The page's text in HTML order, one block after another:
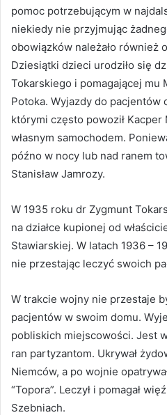
pomoc potrzebującym w
niekiedy nie przyjmując
obowiązków należało również
Dziesiątki dzieci urodziło się
Tokarskiego i pomagającej mu
Potoka. Wyjazdy do pacjentów
którymi często powoził
własnym samochodem.
późno w nocy lub nad ranem
Stanisław Jamrozy.
W 1935 roku dr Zygmunt
na działce kupionej od
Stawiarskiej. W latach 1936 –
nie przestając leczyć swoich
W trakcie wojny nie przestaje
pacjentów w swoim domu.
pobliskich miejscowości. Jest
ran partyzantom. Ukrywał
Niemców, a po wojnie
“Topora”. Leczył i pomagał
Szebniach.